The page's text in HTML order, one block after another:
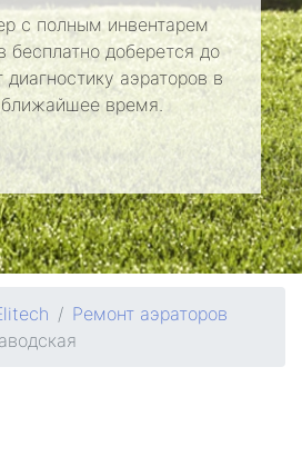
с полным инвентарем
бесплатно доберется до
аэраторов в
время.
Ремонт аэраторов